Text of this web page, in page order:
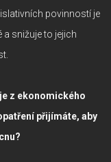
povinností je
a snižuje to jejich
z ekonomického
přijímáte, aby